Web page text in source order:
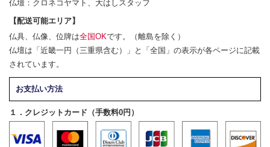
仏壇：クロネコヤマト、大はしスタッフ
【配送可能エリア】
仏具、仏像、位牌は全国OKです。（離島を除く）
仏壇は「近畿一円（三重県含む）」と「全国」の表示が各ページに記載
されています。
お支払い方法
１．クレジットカード（手数料0円）